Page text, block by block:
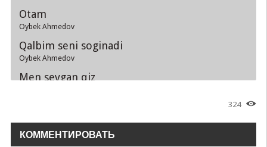
Otam
Oybek Ahmedov
Qalbim seni soginadi
Oybek Ahmedov
Men sevgan qiz
Oybek Ahmedov
Karvon o'tadi
324
КОММЕНТИРОВАТЬ